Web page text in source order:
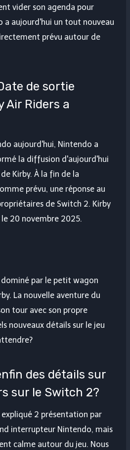
vider son agenda pour
a aujourd'hui un tout nouveau
prévu autour de
de sortie
Air Riders a
aujourd'hui, Nintendo a
la diffusion d'aujourd'hui
Kirby. À la fin de la
prévu, une réponse au
de Switch 2. Kirby
le 20 novembre 2025.
par le petit wagon
La nouvelle aventure du
tour avec son propre
nouveaux détails sur le jeu
des détails sur
sur le Switch 2?
expliqué 2 présentation par
interrupteur Nintendo, mais
calme autour du jeu. Nous